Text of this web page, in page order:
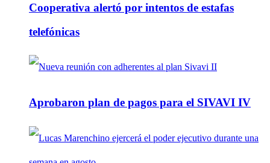
Cooperativa alertó por intentos de estafas
telefónicas
Aprobaron plan de pagos para el SIVAVI IV